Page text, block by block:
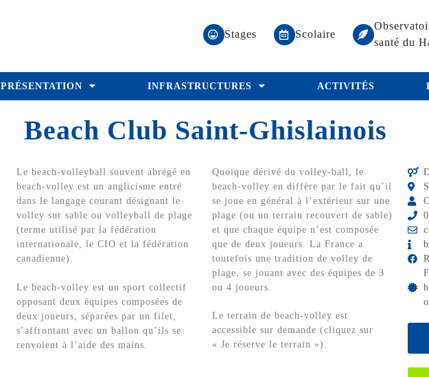
Stages Scolaire
santé du
PRÉSENTATION INFRASTRUCTURES ACTIVITÉS
Beach Club Saint-Ghislainois
Le beach-volleyball souvent abrégé en
beach-volley est un anglicisme entré
dans le langage courant désignant le
volley sur sable ou volleyball de plage
(terme utilisé par la fédération
internationale, le CIO et la fédération
canadienne).
Le beach-volley est un sport collectif
opposant deux équipes composées de
deux joueurs, séparées par un filet,
s’affrontant avec un ballon qu’ils se
renvoient à l’aide des mains.
Quoique dérivé du volley-ball, le
beach-volley en diffère par le fait qu’il
se joue en général à l’extérieur sur une
plage (ou un terrain recouvert de sable)
et que chaque équipe n’est composée
que de deux joueurs. La France a
toutefois une tradition de volley de
plage, se jouant avec des équipes de 3
ou 4 joueurs.
Le terrain de beach-volley est
accessible sur demande (cliquez sur
« Je réserve le terrain »).